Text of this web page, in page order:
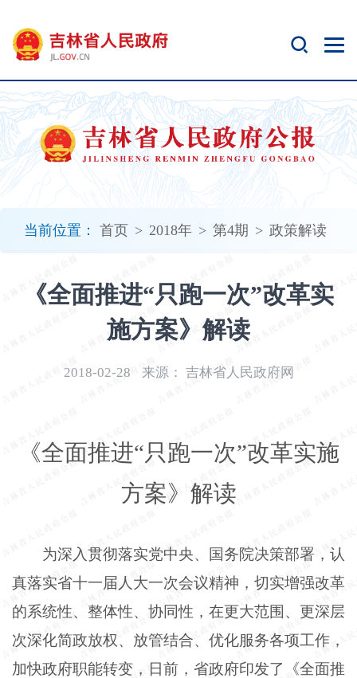
当前位置： 首页 > 2018年 > 第4期 > 政策解读
《全面推进“只跑一次”改革实
施方案》解读
2018-02-28 来源： 吉林省人民政府网
《全面推进“只跑一次”改革实施
方案》解读
为深入贯彻落实党中央、国务院决策部署，认
真落实省十一届人大一次会议精神，切实增强改革
的系统性、整体性、协同性，在更大范围、更深层
次深化简政放权、放管结合、优化服务各项工作，
加快政府职能转变，日前，省政府印发了《全面推
开
无
障
碍
说
明
Alt